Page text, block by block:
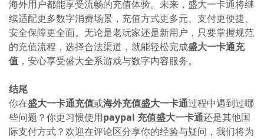
海外用户都能享受流畅的充值体验。未来，盛大一卡通将继
续适配更多数字消费场景，充值方式更多元、支付更便捷、
安全保障更全面。无论是老玩家还是新用户，只要掌握规范
的充值流程，选择合法渠道，就能轻松完成盛大一卡通充
值 ，安心享受盛大全系游戏与数字内容服务。
结尾
你在盛大一卡通充值或海外充值盛大一卡通过程中遇到过哪
些问题？你更习惯使用paypal 充值盛大一卡通还是其他国
际支付方式？欢迎在评论区分享你的经验与疑问，我们将为